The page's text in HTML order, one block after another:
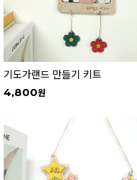
기도가랜드 만들기 키트
4,800